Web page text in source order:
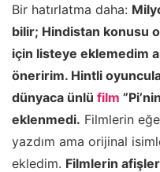
Bir hatırlatma daha:
bilir; Hindistan konusu
için listeye eklemedim
öneririm. Hintli
dünyaca ünlü film
eklenmedi. Filmlerin
yazdım ama orijinal
ekledim. Filmlerin